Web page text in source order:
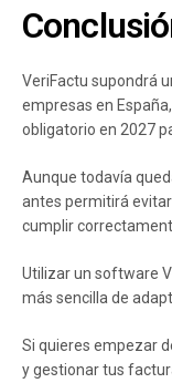
VeriFactu supondrá
empresas en
obligatorio en 2027
Aunque todavía
antes permitirá
cumplir
Utilizar un software
más sencilla de
Si quieres empezar
y gestionar tus